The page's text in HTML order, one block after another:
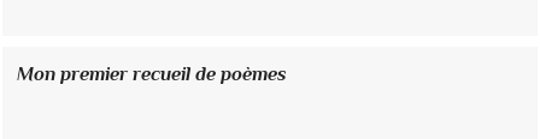
Mon premier recueil de poèmes